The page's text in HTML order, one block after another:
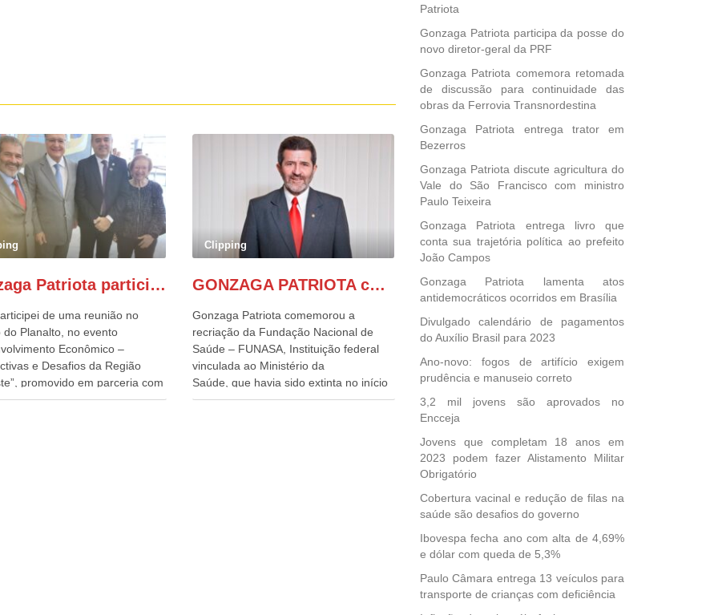
Gonzaga Patriota participa de evento em prol do desenvolvimento do Nordeste
de uma reunião no
do Planalto, no evento
Econômico –
e Desafios da Região
promovido em parceria com
Nordeste. Na pauta do
Clipping
GONZAGA PATRIOTA comemora o retorno da FUNASA
Gonzaga Patriota comemorou a
recriação da Fundação Nacional de
Saúde – FUNASA, Instituição federal
vinculada ao Ministério da
Saúde, que havia sido extinta no início
do terceiro governo do
Patriota
Gonzaga Patriota participa da posse do
novo diretor-geral da PRF
Gonzaga Patriota comemora retomada
de discussão para continuidade das
obras da Ferrovia Transnordestina
Gonzaga Patriota entrega trator em
Bezerros
Gonzaga Patriota discute agricultura do
Vale do São Francisco com ministro
Paulo Teixeira
Gonzaga Patriota entrega livro que
conta sua trajetória política ao prefeito
João Campos
Gonzaga Patriota lamenta atos
antidemocráticos ocorridos em Brasília
Divulgado calendário de pagamentos
do Auxílio Brasil para 2023
Ano-novo: fogos de artifício exigem
prudência e manuseio correto
3,2 mil jovens são aprovados no
Encceja
Jovens que completam 18 anos em
2023 podem fazer Alistamento Militar
Obrigatório
Cobertura vacinal e redução de filas na
saúde são desafios do governo
Ibovespa fecha ano com alta de 4,69%
e dólar com queda de 5,3%
Paulo Câmara entrega 13 veículos para
transporte de crianças com deficiência